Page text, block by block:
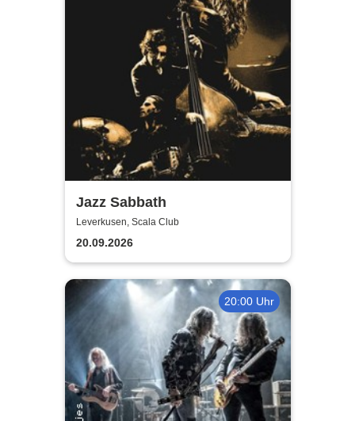
Jazz Sabbath
Leverkusen, Scala Club
20.09.2026
20:00 Uhr